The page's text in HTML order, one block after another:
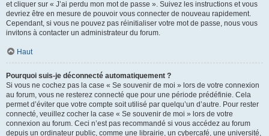
et cliquer sur « J’ai perdu mon mot de passe ». Suivez les instructions et vous
devriez être en mesure de pouvoir vous connecter de nouveau rapidement.
Cependant, si vous ne pouvez pas réinitialiser votre mot de passe, nous vous
invitons à contacter un administrateur du forum.
Haut
Pourquoi suis-je déconnecté automatiquement ?
Si vous ne cochez pas la case « Se souvenir de moi » lors de votre connexion
au forum, vous ne resterez connecté que pour une période prédéfinie. Cela
permet d’éviter que votre compte soit utilisé par quelqu’un d’autre. Pour rester
connecté, veuillez cocher la case « Se souvenir de moi » lors de votre
connexion au forum. Ceci n’est pas recommandé si vous accédez au forum
depuis un ordinateur public, comme une librairie, un cybercafé, une université,